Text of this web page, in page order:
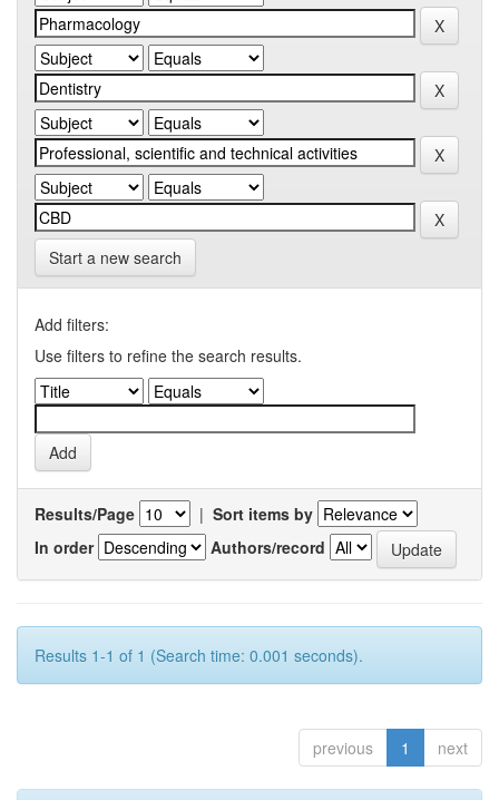
Start a new search
Add filters:
Use filters to refine the search results.
Results/Page | Sort items by
In order
Authors/record
Results 1-1 of 1 (Search time: 0.001 seconds).
previous 1 next